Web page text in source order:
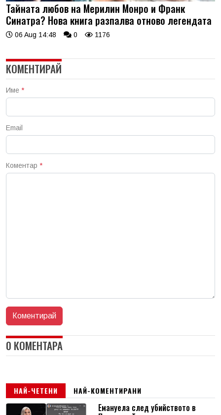
Тайната любов на Мерилин Монро и Франк
Синатра? Нова книга разпалва отново легендата
06 Aug 14:48 0 1176
КОМЕНТИРАЙ
Име *
Email
Коментар *
0 КОМЕНТАРА
НАЙ-ЧЕТЕНИ НАЙ-КОМЕНТИРАНИ
Емануела след убийството в